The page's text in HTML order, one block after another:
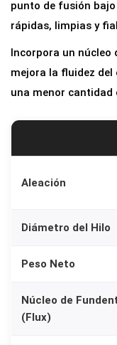
punto de fusión
rápidas, limpias y
Incorpora un núcleo
mejora la fluidez del
una menor cantidad
Aleación
Diámetro del Hilo
Peso Neto
Núcleo de
(Flux)